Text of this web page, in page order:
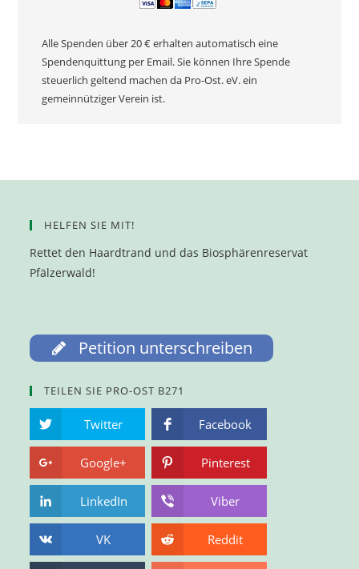
Alle Spenden über 20 € erhalten automatisch eine
Spendenquittung per Email. Sie können Ihre Spende
steuerlich geltend machen da Pro-Ost. eV. ein
gemeinnütziger Verein ist.
HELFEN SIE MIT!
Rettet den Haardtrand und das Biosphärenreservat
Pfälzerwald!
Petition unterschreiben
TEILEN SIE PRO-OST B271
Twitter Facebook
Google+ Pinterest
LinkedIn Viber
VK Reddit